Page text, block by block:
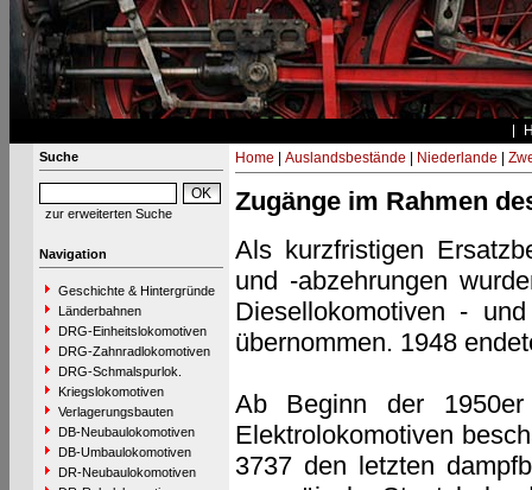
Suche
zur erweiterten Suche
Navigation
Geschichte & Hintergründe
Länderbahnen
DRG-Einheitslokomotiven
DRG-Zahnradlokomotiven
DRG-Schmalspurlok.
Kriegslokomotiven
Verlagerungsbauten
DB-Neubaulokomotiven
DB-Umbaulokomotiven
DR-Neubaulokomotiven
Home Auslandsbestände Niederlande
Zugänge im Rahmen
Als kurzfristigen
und -abzehrungen
Diesellokomotiven -
übernommen. 1948
Ab Beginn der
Elektrolokomotiven
3737 den letzten